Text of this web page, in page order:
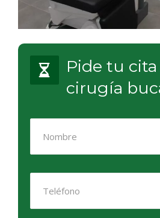
Pide tu
cirugía